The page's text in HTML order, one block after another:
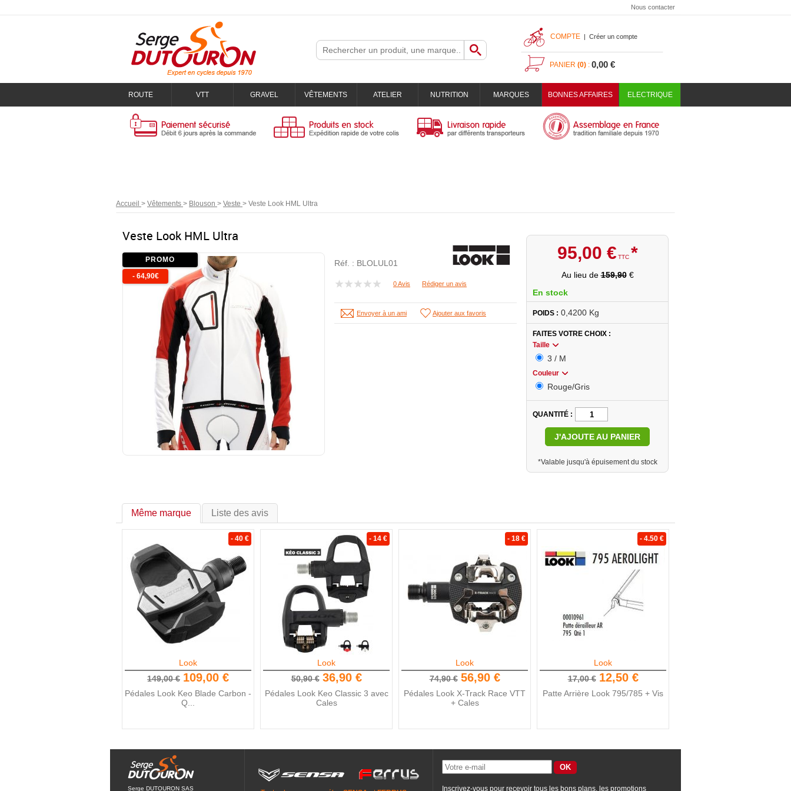
Nous contacter
COMPTE | Créer un compte
PANIER (0) : 0,00 €
ROUTE VTT GRAVEL VÊTEMENTS ATELIER NUTRITION MARQUES BONNES AFFAIRES ELECTRIQUE
Accueil > Vêtements > Blouson > Veste > Veste Look HML Ultra
Veste Look HML Ultra
PROMO
- 64,90€
Réf. : BLOLUL01
0 Avis Rédiger un avis
Envoyer à un ami Ajouter aux favoris
95,00 € TTC *
Au lieu de159,90€
En stock
POIDS : 0,4200 Kg
FAITES VOTRE CHOIX
Taille
3 / M
Couleur
Rouge/Gris
QUANTITÉ
J'AJOUTE AU PANIER
*Valable jusqu'à épuisement du stock
Même marque Liste des avis
- 40 €
Look
149,00 € 109,00 €
Pédales Look Keo Blade Carbon -
Q...
- 14 €
Look
50,90 € 36,90 €
Pédales Look Keo Classic 3 avec
Cales
- 18 €
Look
74,90 € 56,90 €
Pédales Look X-Track Race VTT
+ Cales
- 4.50 €
Look
17,00 € 12,50 €
Patte Arrière Look 795/785 + Vis
Serge DUTOURON SAS Inscrivez-vous pour recevoir tous les bons plans, les promotions